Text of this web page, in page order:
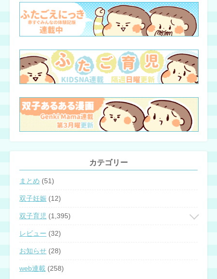
カテゴリー
まとめ (51)
双子妊娠 (12)
双子育児 (1,395)
レビュー (32)
お知らせ (28)
web連載 (258)